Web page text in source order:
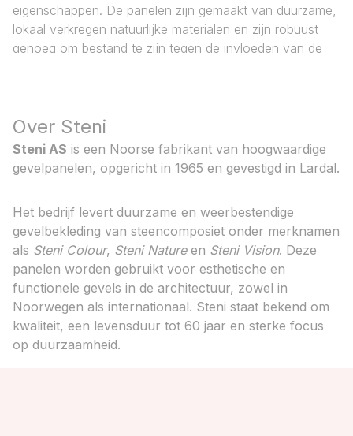
eigenschappen. De panelen zijn gemaakt van duurzame,
lokaal verkregen natuurlijke materialen en zijn robuust
genoeg om bestand te zijn tegen de invloeden van de
Over Steni
Steni AS is een Noorse fabrikant van hoogwaardige
gevelpanelen, opgericht in 1965 en gevestigd in Lardal.
Het bedrijf levert duurzame en weerbestendige
gevelbekleding van steencomposiet onder merknamen
als Steni Colour, Steni Natureen Steni Vision. Deze
panelen worden gebruikt voor esthetische en
functionele gevels in de architectuur, zowel in
Noorwegen als internationaal. Steni staat bekend om
kwaliteit, een levensduur tot 60 jaar en sterke focus
op duurzaamheid.